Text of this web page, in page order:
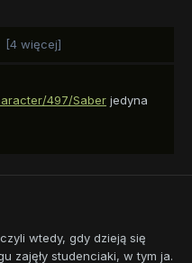
[4 więcej]
497/Saber jedyna
wtedy, gdy dzieją się
zajęły studenciaki, w tym ja.